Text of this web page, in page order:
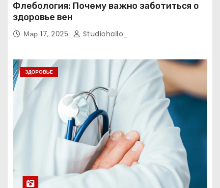
Флебология: Почему важно заботиться о
здоровье вен
Мар 17, 2025 Studiohallo_
ЗДОРОВЬЕ